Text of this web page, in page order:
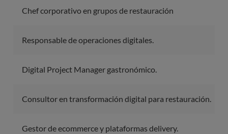
Chef corporativo en grupos de restauración
Responsable de operaciones digitales.
Digital Project Manager gastronómico.
Consultor en transformación digital para restauración.
Gestor de ecommerce y plataformas delivery.